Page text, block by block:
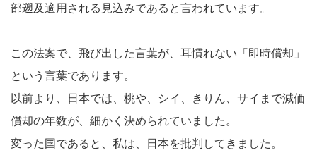
部遡及適用される見込みであると言われています。
この法案で、飛び出した言葉が、耳慣れない「即時償却」
という言葉であります。
以前より、日本では、桃や、シイ、きりん、サイまで減価
償却の年数が、細かく決められていました。
変った国であると、私は、日本を批判してきました。